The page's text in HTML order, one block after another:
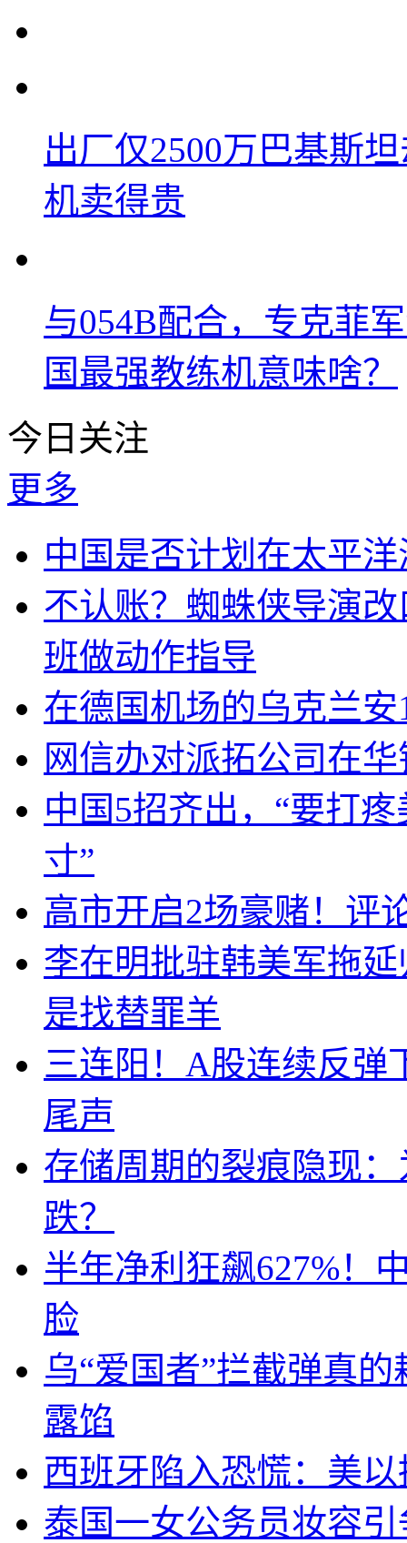
出厂仅2500万巴基斯
机卖得贵
与054B配合，专克菲
国最强教练机意味啥？
今日关注
更多
中国是否计划在太平
不认账？蜘蛛侠导演
班做动作指导
在德国机场的乌克兰
网信办对派拓公司在
中国5招齐出，“要打
寸”
高市开启2场豪赌！评
李在明批驻韩美军拖
是找替罪羊
三连阳！A股连续反弹
尾声
存储周期的裂痕隐现
跌？
半年净利狂飙627%！
脸
乌“爱国者”拦截弹真
露馅
西班牙陷入恐慌：美
泰国一女公务员妆容